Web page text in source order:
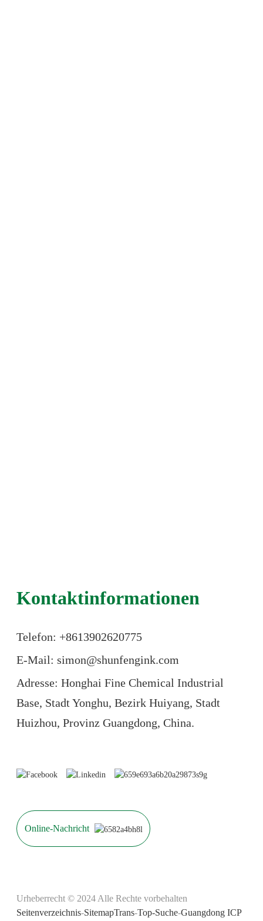
Kontaktinformationen
Telefon: +8613902620775
E-Mail: simon@shunfengink.com
Adresse: Honghai Fine Chemical Industrial
Base, Stadt Yonghu, Bezirk Huiyang, Stadt
Huizhou, Provinz Guangdong, China.
Online-Nachricht
Urheberrecht © 2024 Alle Rechte vorbehalten
Seitenverzeichnis-SitemapTrans-Top-Suche-Guangdong ICP